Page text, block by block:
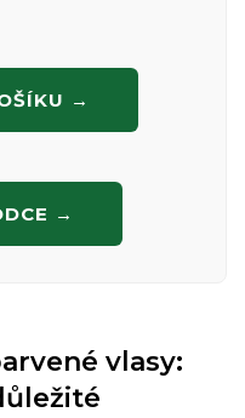
→
→
vlasy: